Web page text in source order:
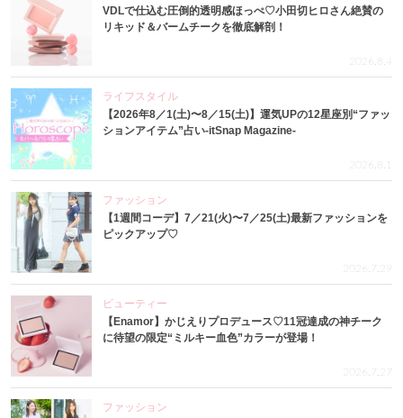
VDLで仕込む圧倒的透明感ほっぺ♡小田切ヒロさん絶賛の
リキッド＆バームチークを徹底解剖！
2026.8.4
ライフスタイル
【2026年8／1(土)〜8／15(土)】運気UPの12星座別“ファッ
ションアイテム”占い-itSnap Magazine-
2026.8.1
ファッション
【1週間コーデ】7／21(火)〜7／25(土)最新ファッションを
ピックアップ♡
2026.7.29
ビューティー
【Enamor】かじえりプロデュース♡11冠達成の神チーク
に待望の限定“ミルキー血色”カラーが登場！
2026.7.27
ファッション